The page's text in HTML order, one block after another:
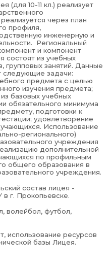
(для 10-11 кл.) реализует
через план
профиля,
инженерную и
Региональный
и компонент
состоят из учебных
групповых занятий. Данные
следующие задачи:
предмета с целью
изучения предмета;
базовых учебных
обязательного минимума
подготовки к
удовлетворение
Использование
регионального)
учреждения
дополнительной
по профильным
общего образования в
учреждения.
состав лицея -
г. Прокопьевске.
волейбол, футбол,
использование ресурсов
базы Лицея.